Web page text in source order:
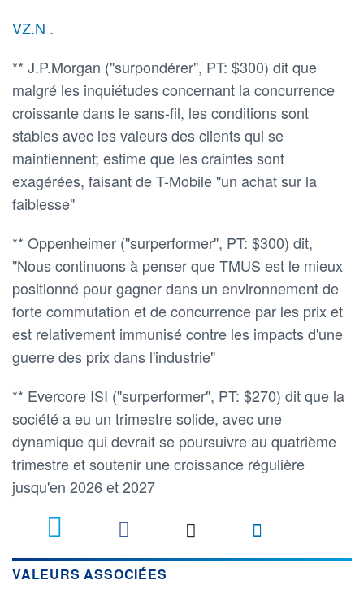
VZ.N .
** J.P.Morgan ("surpondérer", PT: $300) dit que
malgré les inquiétudes concernant la concurrence
croissante dans le sans-fil, les conditions sont
stables avec les valeurs des clients qui se
maintiennent; estime que les craintes sont
exagérées, faisant de T-Mobile "un achat sur la
faiblesse"
** Oppenheimer ("surperformer", PT: $300) dit,
"Nous continuons à penser que TMUS est le mieux
positionné pour gagner dans un environnement de
forte commutation et de concurrence par les prix et
est relativement immunisé contre les impacts d'une
guerre des prix dans l'industrie"
** Evercore ISI ("surperformer", PT: $270) dit que la
société a eu un trimestre solide, avec une
dynamique qui devrait se poursuivre au quatrième
trimestre et soutenir une croissance régulière
jusqu'en 2026 et 2027
VALEURS ASSOCIÉES